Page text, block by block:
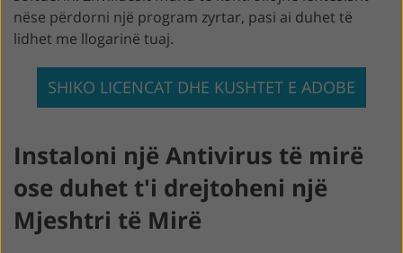
nëse përdorni një program zyrtar, pasi ai duhet të
lidhet me llogarinë tuaj.
SHIKO LICENCAT DHE KUSHTET E ADOBE
Instaloni një Antivirus të mirë
ose duhet t'i drejtoheni një
Mjeshtri të Mirë